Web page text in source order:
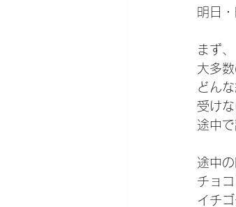
明日
まず
大多
どん
受け
途中
途中
チョ
イチ